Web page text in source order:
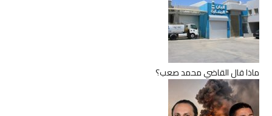
ماذا قال القاضي محمد صعب؟